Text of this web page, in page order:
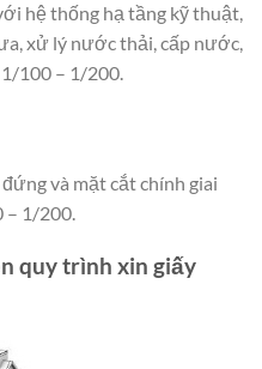
hệ thống hạ tầng kỹ thuật,
xử lý nước thải, cấp nước,
100 – 1/200.
và mặt cắt chính giai
– 1/200.
quy trình xin giấy